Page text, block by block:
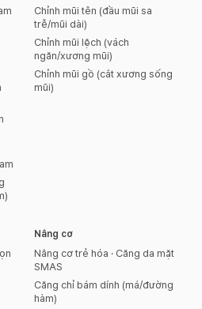
Chỉnh mũi tên (đầu mũi sa
trễ/mũi dài)
Chỉnh mũi lệch (vách
ngăn/xương mũi)
Chỉnh mũi gồ (cắt xương sống
mũi)
Nâng cơ
Nâng cơ trẻ hóa · Căng da mặt
SMAS
Căng chỉ bám dính (má/đường
hàm)